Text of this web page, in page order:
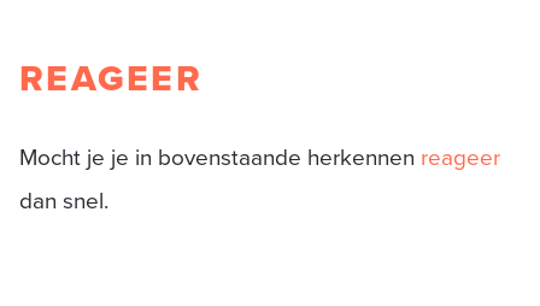
REAGEER
Mocht je je in bovenstaande herkennen reageer
dan snel.